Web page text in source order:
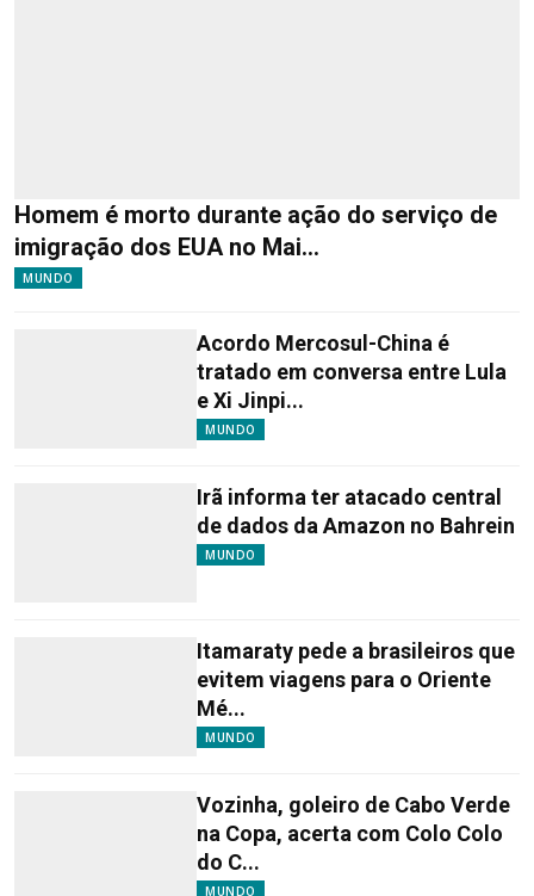
Homem é morto durante ação do serviço de
imigração dos EUA no Mai...
MUNDO
Acordo Mercosul-China é
tratado em conversa entre Lula
e Xi Jinpi...
MUNDO
Irã informa ter atacado central
de dados da Amazon no Bahrein
MUNDO
Itamaraty pede a brasileiros que
evitem viagens para o Oriente
Mé...
MUNDO
Vozinha, goleiro de Cabo Verde
na Copa, acerta com Colo Colo
do C...
MUNDO